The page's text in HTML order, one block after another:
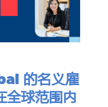
的名义雇
全球范围内